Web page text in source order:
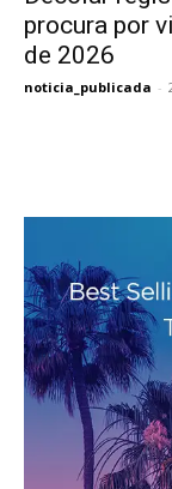
procura por
de 2026
noticia_publicada -